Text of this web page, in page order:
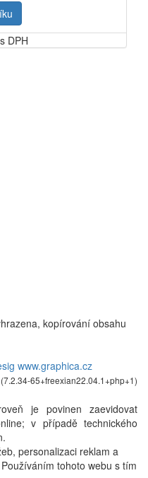
DPH
kopírování obsahu
www.graphica.cz
65+freexian22.04.1+php+1)
je povinen zaevidovat
v případě technického
personalizaci reklam a
tohoto webu s tím